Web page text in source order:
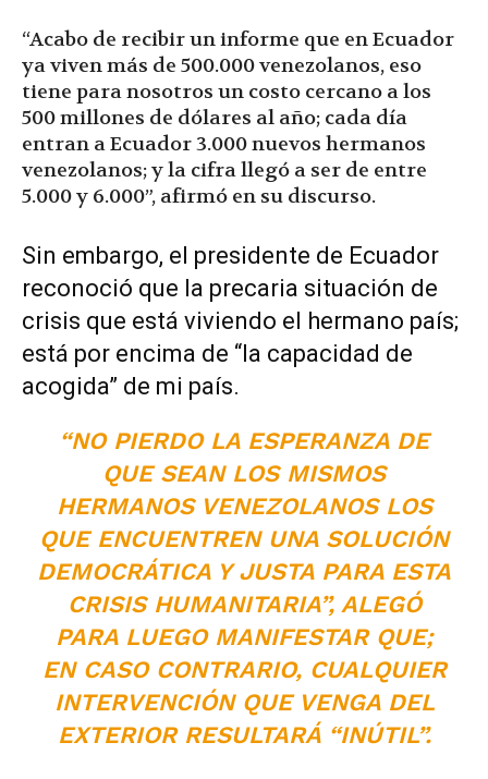
“Acabo de recibir un informe que en Ecuador
ya viven más de 500.000 venezolanos, eso
tiene para nosotros un costo cercano a los
500 millones de dólares al año; cada día
entran a Ecuador 3.000 nuevos hermanos
venezolanos; y la cifra llegó a ser de entre
5.000 y 6.000”, afirmó en su discurso.
Sin embargo, el presidente de Ecuador
reconoció que la precaria situación de
crisis que está viviendo el hermano país;
está por encima de “la capacidad de
acogida” de mi país.
“NO PIERDO LA ESPERANZA DE
QUE SEAN LOS MISMOS
HERMANOS VENEZOLANOS LOS
QUE ENCUENTREN UNA SOLUCIÓN
DEMOCRÁTICA Y JUSTA PARA ESTA
CRISIS HUMANITARIA”, ALEGÓ
PARA LUEGO MANIFESTAR QUE;
EN CASO CONTRARIO, CUALQUIER
INTERVENCIÓN QUE VENGA DEL
EXTERIOR RESULTARÁ “INÚTIL”.